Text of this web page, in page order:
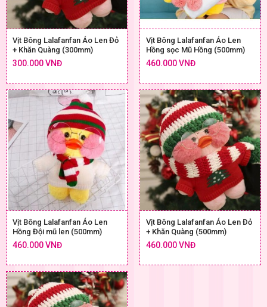
Vịt Bông Lalafanfan Áo Len Đỏ
+ Khăn Quàng (300mm)
300.000 VNĐ
Vịt Bông Lalafanfan Áo Len
Hồng sọc Mũ Hồng (500mm)
460.000 VNĐ
Vịt Bông Lalafanfan Áo Len
Hồng Đội mũ len (500mm)
460.000 VNĐ
Vịt Bông Lalafanfan Áo Len Đỏ
+ Khăn Quàng (500mm)
460.000 VNĐ